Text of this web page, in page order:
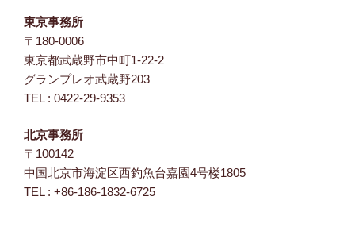
東京事務所
〒180-0006
東京都武蔵野市中町1-22-2
グランプレオ武蔵野203
TEL : 0422-29-9353
北京事務所
〒100142
中国北京市海淀区西釣魚台嘉園4号楼1805
TEL : +86-186-1832-6725